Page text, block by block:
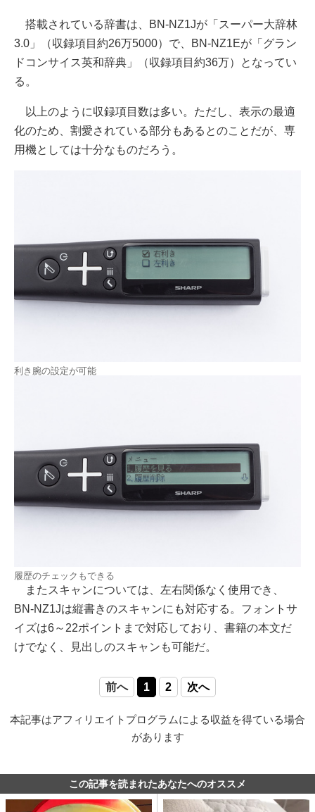
搭載されている辞書は、BN-NZ1Jが「スーパー大辞林
3.0」（収録項目約26万5000）で、BN-NZ1Eが「グラン
ドコンサイス英和辞典」（収録項目約36万）となってい
る。
以上のように収録項目数は多い。ただし、表示の最適
化のため、割愛されている部分もあるとのことだが、専
用機としては十分なものだろう。
利き腕の設定が可能
履歴のチェックもできる
またスキャンについては、左右関係なく使用でき、
BN-NZ1Jは縦書きのスキャンにも対応する。フォントサ
イズは6～22ポイントまで対応しており、書籍の本文だ
けでなく、見出しのスキャンも可能だ。
前へ 1 2 次へ
本記事はアフィリエイトプログラムによる収益を得ている場合
があります
この記事を読まれたあなたへのオススメ